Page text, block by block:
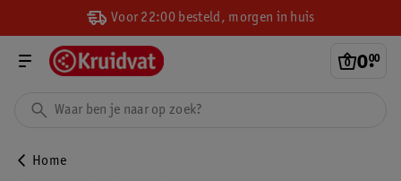
Voor 22:00 besteld, morgen in huis
0.
00
Home